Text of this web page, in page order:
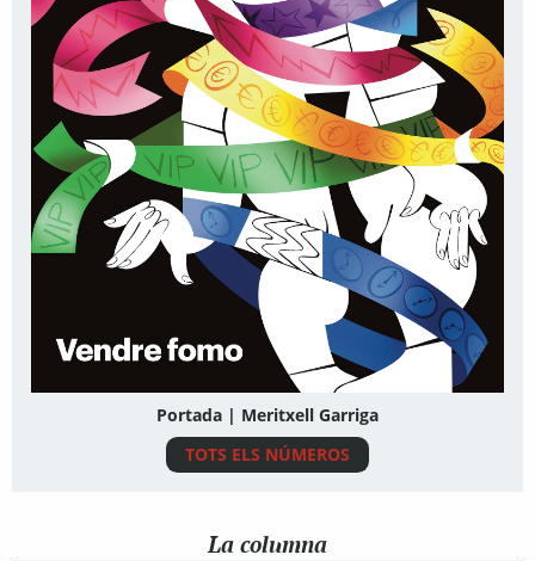
Portada | Meritxell Garriga
TOTS ELS NÚMEROS
La columna